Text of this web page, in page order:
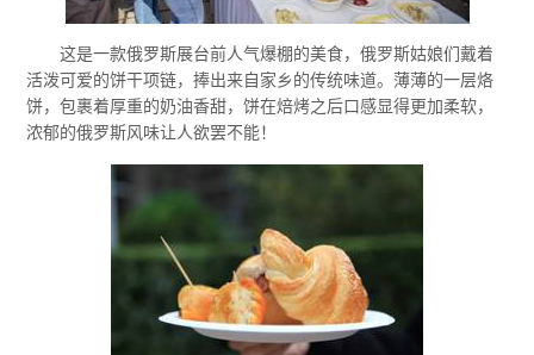
这是一款俄罗斯展台前人气爆棚的美食，俄罗斯姑娘们戴着
活泼可爱的饼干项链，捧出来自家乡的传统味道。薄薄的一层烙
饼，包裹着厚重的奶油香甜，饼在焙烤之后口感显得更加柔软，
浓郁的俄罗斯风味让人欲罢不能！